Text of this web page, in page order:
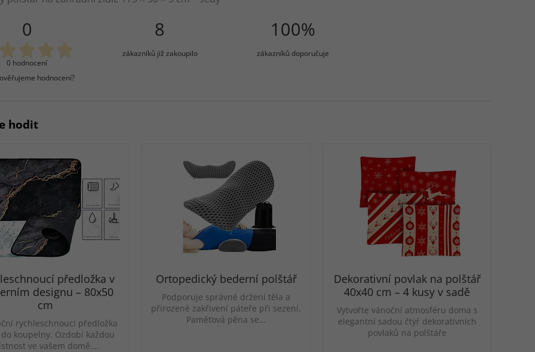
0
0 hodnocení
hodnocení?
8
zákazníků již zakoupilo
100%
zákazníků doporučuje
hodit
předložka v
designu – 80x50
cm
rychleschnoucí předložka
koupelny. Ozdobí každou
ve vašem domě.…
Ortopedický bederní polštář
Podporuje správné držení těla a
přirozené zakřivení páteře při sezení.
Paměťová pěna se…
Dekorativní povlak na polštář
40x40 cm – 4 kusy v sadě
Vytvořte vánoční atmosféru doma s
elegantní sadou čtyř dekorativních
povlaků na polštáře